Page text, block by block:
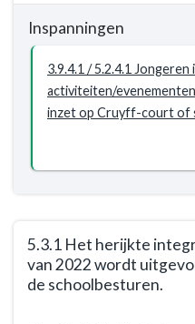
3.9.4
meer
hun
talent
Inspanningen
3.9.4.1 / 5.2.4.1
activiteiten/
inzet op Cruyff-court of
5.3.1 Het herijkte
van 2022 wordt
de schoolbesturen.